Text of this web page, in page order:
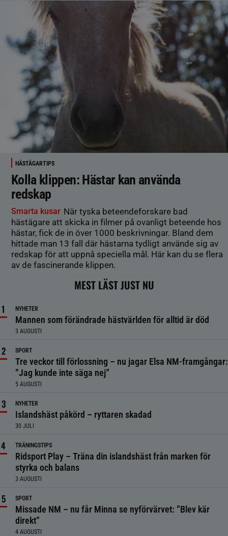
HÄSTÄGARTIPS
Kolla klippen: Hästar kan använda
redskap
Smarta kusar När tyska beteendeforskare bad
hästägare att skicka in filmer på ovanligt beteende hos
hästar, fick de in över 1000 beskrivningar. Bland dem
hittade man 13 fall där hästarna tydligt använde sig av
redskap för att uppnå speciella mål. Här kan du se flera
av de fascinerande klippen.
MEST LÄST JUST NU
NYHETER
Mannen som förändrade hästvärlden för alltid är död
3 AUGUSTI
SPORT
Tre veckor till förlossning – nu jagar Elsa NM-framgångar:
”Jag kunde inte säga nej”
5 AUGUSTI
NYHETER
Islandshäst påkörd – ryttaren skadad
30 JULI
TRÄNINGSTIPS
Ridsport Play – Träna din islandshäst från marken för
styrka och balans
3 AUGUSTI
SPORT
Missade NM – nu får Minna se nyförvärvet: ”Blev kär
direkt”
4 AUGUSTI